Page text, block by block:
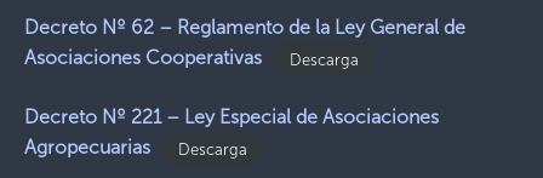
Decreto Nº 62 – Reglamento de la Ley General de
Asociaciones Cooperativas
Descarga
Decreto Nº 221 – Ley Especial de Asociaciones
Agropecuarias
Descarga